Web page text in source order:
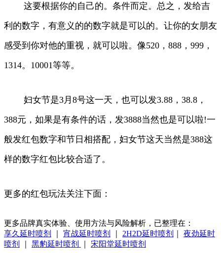
这要根据你的自己的。条件而定。总之，发给吉
利的数字，有意义的的数字就是可以的。让你的女朋友
感受到你对他的重视，就可以啦。像520，888，999，
1314。10001等等。
妇女节是3月8号这一天，也可以发3.88，38.8，
388元，如果是有条件的话，发3888当然也是可以啦!一
般发红包数字和节日相搭配，妇女节这天当然是388这
样的数字红包比较合适了。
更多的红包玩法关注下面：
更多品牌真实体验、使用方法与风险解析，已整理在：
享久延时喷剂
宵战延时喷剂 2H2D延时喷剂
夜劲延时
喷剂
黑豹延时喷剂 宋阳堂延时喷剂